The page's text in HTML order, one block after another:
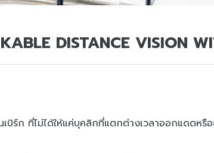
DISTANCE VISION
บิร์ก ที่ไม่ได้ให้แค่บุคลิกที่แตกต่างเวลาออกแดดหรื